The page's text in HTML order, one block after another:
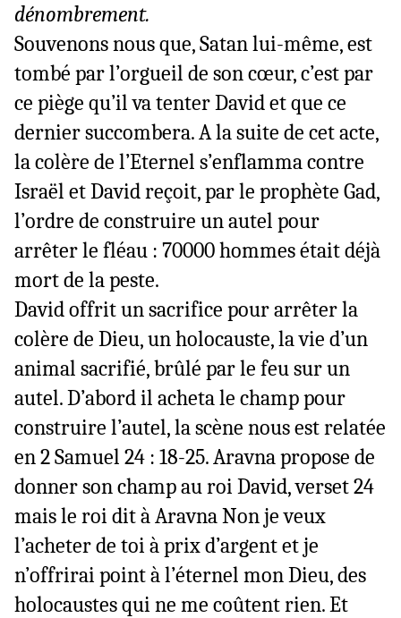
dénombrement.
Souvenons nous que, Satan lui-même, est
tombé par l’orgueil de son cœur, c’est par
ce piège qu’il va tenter David et que ce
dernier succombera. A la suite de cet acte,
la colère de l’Eternel s’enflamma contre
Israël et David reçoit, par le prophète Gad,
l’ordre de construire un autel pour
arrêter le fléau : 70000 hommes était déjà
mort de la peste.
David offrit un sacrifice pour arrêter la
colère de Dieu, un holocauste, la vie d’un
animal sacrifié, brûlé par le feu sur un
autel. D’abord il acheta le champ pour
construire l’autel, la scène nous est relatée
en 2 Samuel 24 : 18-25. Aravna propose de
donner sonchamp au roi David, verset 24
mais le roi dit à Aravna Non je veux
l’acheter de toi à prix d’argent et je
n’offrirai point à l’éternel mon Dieu, des
holocaustes qui ne me coûtent rien. Et